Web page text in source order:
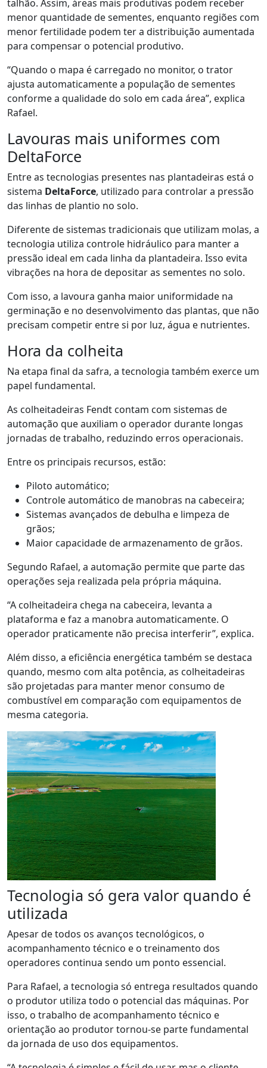
talhão. Assim, áreas mais produtivas podem receber
menor quantidade de sementes, enquanto regiões com
menor fertilidade podem ter a distribuição aumentada
para compensar o potencial produtivo.
“Quando o mapa é carregado no monitor, o trator
ajusta automaticamente a população de sementes
conforme a qualidade do solo em cada área”, explica
Rafael.
Lavouras mais uniformes com
DeltaForce
Entre as tecnologias presentes nas plantadeiras está o
sistema DeltaForce, utilizado para controlar a pressão
das linhas de plantio no solo.
Diferente de sistemas tradicionais que utilizam molas, a
tecnologia utiliza controle hidráulico para manter a
pressão ideal em cada linha da plantadeira. Isso evita
vibrações na hora de depositar as sementes no solo.
Com isso, a lavoura ganha maior uniformidade na
germinação e no desenvolvimento das plantas, que não
precisam competir entre si por luz, água e nutrientes.
Hora da colheita
Na etapa final da safra, a tecnologia também exerce um
papel fundamental.
As colheitadeiras Fendt contam com sistemas de
automação que auxiliam o operador durante longas
jornadas de trabalho, reduzindo erros operacionais.
Entre os principais recursos, estão:
Piloto automático;
Controle automático de manobras na cabeceira;
Sistemas avançados de debulha e limpeza de
grãos;
Maior capacidade de armazenamento de grãos.
Segundo Rafael, a automação permite que parte das
operações seja realizada pela própria máquina.
“A colheitadeira chega na cabeceira, levanta a
plataforma e faz a manobra automaticamente. O
operador praticamente não precisa interferir”, explica.
Além disso, a eficiência energética também se destaca
quando, mesmo com alta potência, as colheitadeiras
são projetadas para manter menor consumo de
combustível em comparação com equipamentos de
mesma categoria.
Tecnologia só gera valor quando é
utilizada
Apesar de todos os avanços tecnológicos, o
acompanhamento técnico e o treinamento dos
operadores continua sendo um ponto essencial.
Para Rafael, a tecnologia só entrega resultados quando
o produtor utiliza todo o potencial das máquinas. Por
isso, o trabalho de acompanhamento técnico e
orientação ao produtor tornou-se parte fundamental
da jornada de uso dos equipamentos.